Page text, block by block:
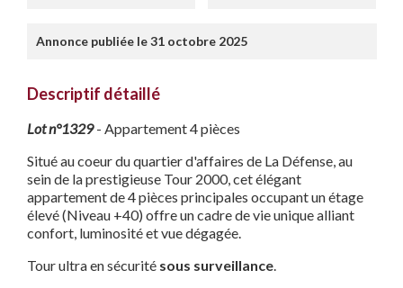
Annonce publiée le 31 octobre 2025
Descriptif détaillé
Lot n°1329- Appartement 4 pièces
Situé au coeur du quartier d'affaires de La Défense, au
sein de la prestigieuse Tour 2000, cet élégant
appartement de 4 pièces principales occupant un étage
élevé (Niveau +40) offre un cadre de vie unique alliant
confort, luminosité et vue dégagée.
Tour ultra en sécurité sous surveillance.